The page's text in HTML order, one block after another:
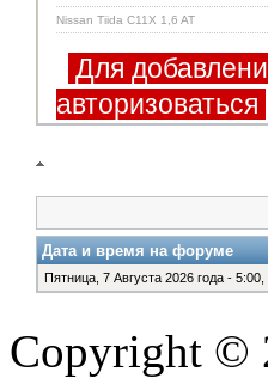
Nissan Tiida C11X 1,6 AT
Для
авторизоваться
Дата и время на форуме
Пятница, 7 Августа 2026 года -
Copyright ©